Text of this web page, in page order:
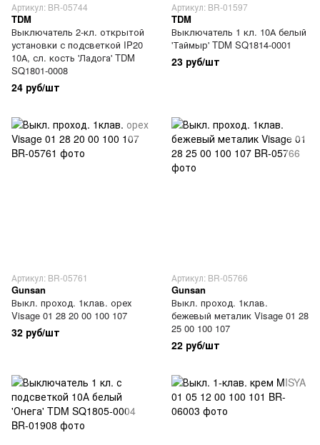
Артикул: BR-05744
TDM
Выключатель 2-кл. открытой
установки с подсветкой IP20
10А, сл. кость 'Ладога' TDM
SQ1801-0008
24 руб/шт
Артикул: BR-01597
TDM
Выключатель 1 кл. 10А белый
'Таймыр' TDM SQ1814-0001
23 руб/шт
Артикул: BR-05761
Gunsan
Выкл. проход. 1клав. орех
Visage 01 28 20 00 100 107
32 руб/шт
Артикул: BR-05766
Gunsan
Выкл. проход. 1клав.
бежевый металик Visage 01 28
25 00 100 107
22 руб/шт